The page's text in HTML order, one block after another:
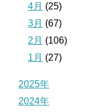
4月 (25)
3月 (67)
2月 (106)
1月 (27)
2025年
2024年